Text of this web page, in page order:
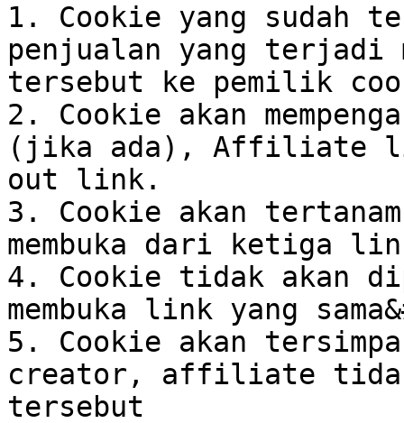
1. Cookie yang sudah
penjualan yang terjadi
tersebut ke pemilik
2. Cookie akan
(jika ada), Affiliate
out link.
3. Cookie akan
membuka dari ketiga
4. Cookie tidak akan
membuka link yang
5. Cookie akan
creator, affiliate tidak
tersebut